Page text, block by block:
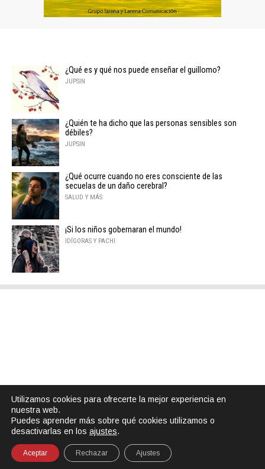
SHARE
¿Qué es y qué nos puede enseñar el guillomo?
JUPSIN
¿Quién te ha dicho que las personas sensibles son
débiles?
JUPSIN
¿Qué ocurre cuando no eres consciente de las
secuelas de un daño cerebral?
SALUD Y MÁS
¡Si los niños gobernaran el mundo!
IDÍGORAS Y PACHI
Utilizamos cookies para ofrecerte la mejor experiencia en
nuestra web.
Puedes aprender más sobre qué cookies utilizamos o
desactivarlas en los ajustes.
Aceptar Rechazar Ajustes